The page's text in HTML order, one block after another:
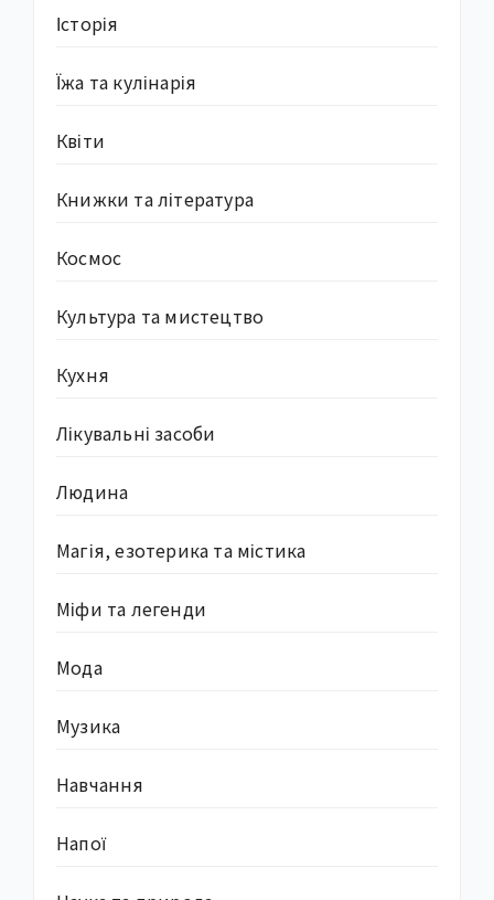
Історія
Їжа та кулінарія
Квіти
Книжки та література
Космос
Культура та мистецтво
Кухня
Лікувальні засоби
Людина
Магія, езотерика та містика
Міфи та легенди
Мода
Музика
Навчання
Напої